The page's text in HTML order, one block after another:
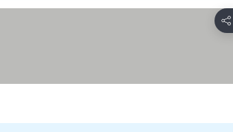
Deli